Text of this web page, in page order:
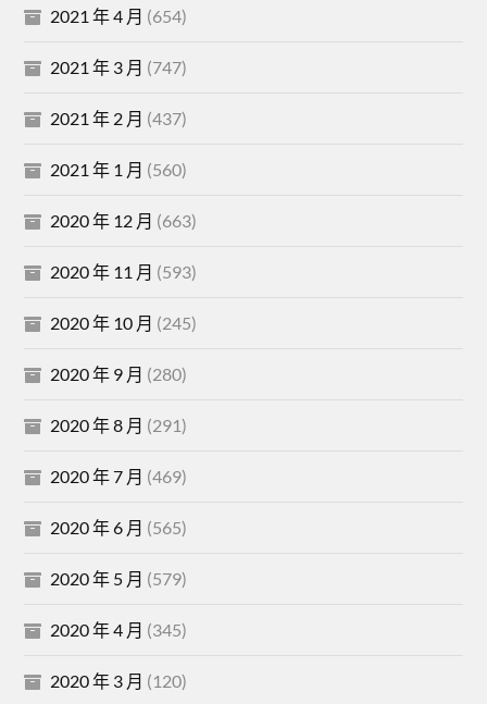
2021 年 4 月 (654)
2021 年 3 月 (747)
2021 年 2 月 (437)
2021 年 1 月 (560)
2020 年 12 月 (663)
2020 年 11 月 (593)
2020 年 10 月 (245)
2020 年 9 月 (280)
2020 年 8 月 (291)
2020 年 7 月 (469)
2020 年 6 月 (565)
2020 年 5 月 (579)
2020 年 4 月 (345)
2020 年 3 月 (120)